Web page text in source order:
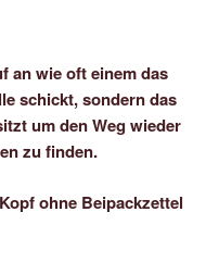
an wie oft einem das
schickt, sondern das
um den Weg wieder
zu finden.
ohne Beipackzettel